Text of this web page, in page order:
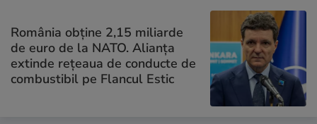
România obține 2,15 miliarde
de euro de la NATO. Alianța
extinde rețeaua de conducte de
combustibil pe Flancul Estic